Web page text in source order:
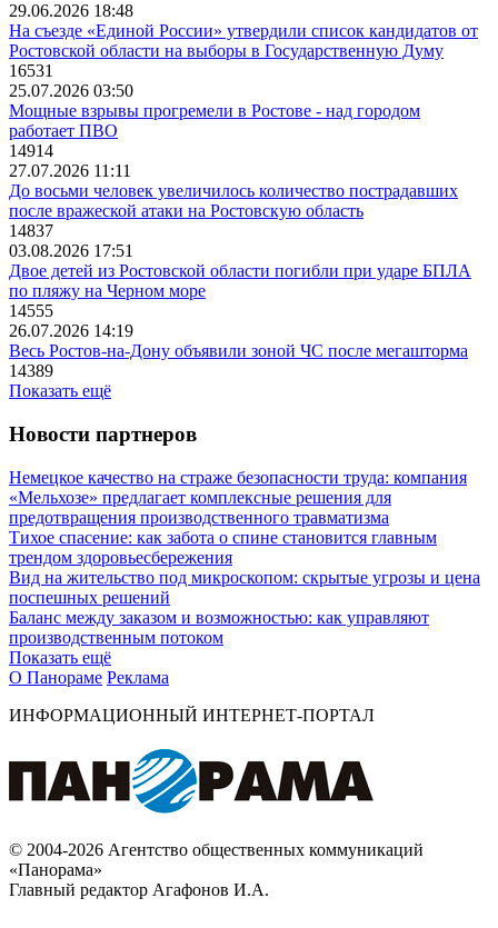
29.06.2026 18:48
На съезде «Единой России» утвердили список кандидатов от
Ростовской области на выборы в Государственную Думу
16531
25.07.2026 03:50
Мощные взрывы прогремели в Ростове - над городом
работает ПВО
14914
27.07.2026 11:11
До восьми человек увеличилось количество пострадавших
после вражеской атаки на Ростовскую область
14837
03.08.2026 17:51
Двое детей из Ростовской области погибли при ударе БПЛА
по пляжу на Черном море
14555
26.07.2026 14:19
Весь Ростов-на-Дону объявили зоной ЧС после мегашторма
14389
Показать ещё
Новости партнеров
Немецкое качество на страже безопасности труда: компания
«Мельхозе» предлагает комплексные решения для
предотвращения производственного травматизма
Тихое спасение: как забота о спине становится главным
трендом здоровьесбережения
Вид на жительство под микроскопом: скрытые угрозы и цена
поспешных решений
Баланс между заказом и возможностью: как управляют
производственным потоком
Показать ещё
О Панораме Реклама
ИНФОРМАЦИОННЫЙ ИНТЕРНЕТ-ПОРТАЛ
© 2004-2026 Агентство общественных коммуникаций
«Панорама»
Главный редактор Агафонов И.А.